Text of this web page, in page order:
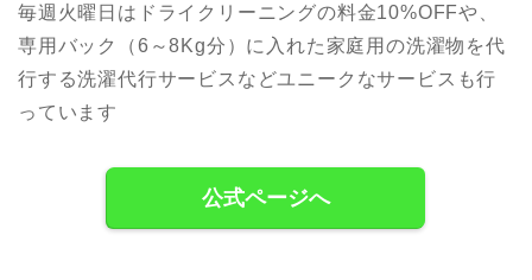
毎週火曜日はドライクリーニングの料金10%OFFや、
専用バック（6～8Kg分）に入れた家庭用の洗濯物を代
行する洗濯代行サービスなどユニークなサービスも行
っています
公式ページへ